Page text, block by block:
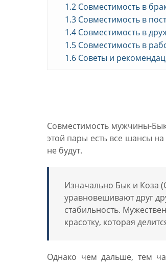
1.2 Совместимость в
1.3 Совместимость в
1.4 Совместимость в
1.5 Совместимость в
1.6 Советы и
Совместимость мужчины-
этой пары есть все шансы
не будут.
Изначально Бык и Коза
уравновешивают друг
стабильность.
красотку, которая
Однако чем дальше, тем